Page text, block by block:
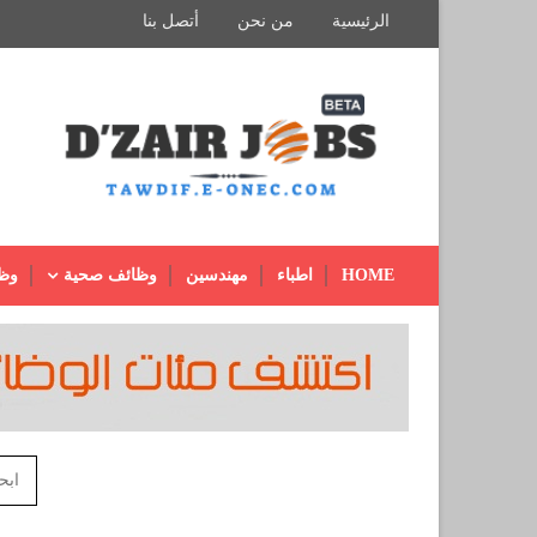
الرئيسية من نحن أتصل بنا
HOME اطباء مهندسين وظائف صحية